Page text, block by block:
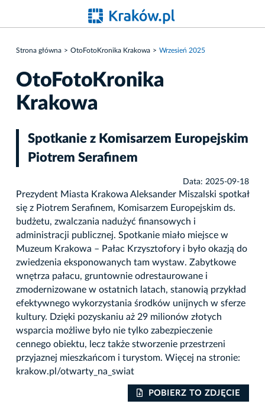
Strona główna OtoFotoKronika Krakowa Wrzesień 2025
OtoFotoKronika
Krakowa
Spotkanie z Komisarzem Europejskim
Piotrem Serafinem
Data: 2025-09-18
Prezydent Miasta Krakowa Aleksander Miszalski spotkał
się z Piotrem Serafinem, Komisarzem Europejskim ds.
budżetu, zwalczania nadużyć finansowych i
administracji publicznej. Spotkanie miało miejsce w
Muzeum Krakowa – Pałac Krzysztofory i było okazją do
zwiedzenia eksponowanych tam wystaw. Zabytkowe
wnętrza pałacu, gruntownie odrestaurowane i
zmodernizowane w ostatnich latach, stanowią przykład
efektywnego wykorzystania środków unijnych w sferze
kultury. Dzięki pozyskaniu aż 29 milionów złotych
wsparcia możliwe było nie tylko zabezpieczenie
cennego obiektu, lecz także stworzenie przestrzeni
przyjaznej mieszkańcom i turystom. Więcej na stronie:
krakow.pl/otwarty_na_swiat
POBIERZ TO ZDJĘCIE